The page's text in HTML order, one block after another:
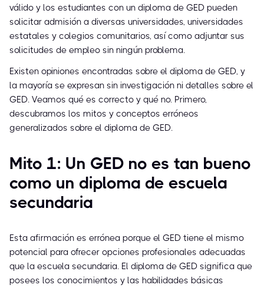
válido y los estudiantes con un diploma de GED pueden
solicitar admisión a diversas universidades, universidades
estatales y colegios comunitarios, así como adjuntar sus
solicitudes de empleo sin ningún problema.
Existen opiniones encontradas sobre el diploma de GED, y
la mayoría se expresan sin investigación ni detalles sobre el
GED. Veamos qué es correcto y qué no. Primero,
descubramos los mitos y conceptos erróneos
generalizados sobre el diploma de GED.
Mito 1: Un GED no es tan bueno
como un diploma de escuela
secundaria
Esta afirmación es errónea porque el GED tiene el mismo
potencial para ofrecer opciones profesionales adecuadas
que la escuela secundaria. El diploma de GED significa que
posees los conocimientos y las habilidades básicas